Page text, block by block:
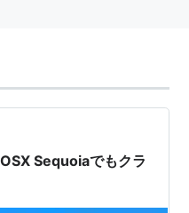
Sequoiaでもクラ